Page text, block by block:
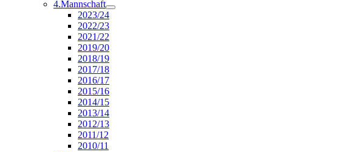
4.Mannschaft
2023/24
2022/23
2021/22
2019/20
2018/19
2017/18
2016/17
2015/16
2014/15
2013/14
2012/13
2011/12
2010/11